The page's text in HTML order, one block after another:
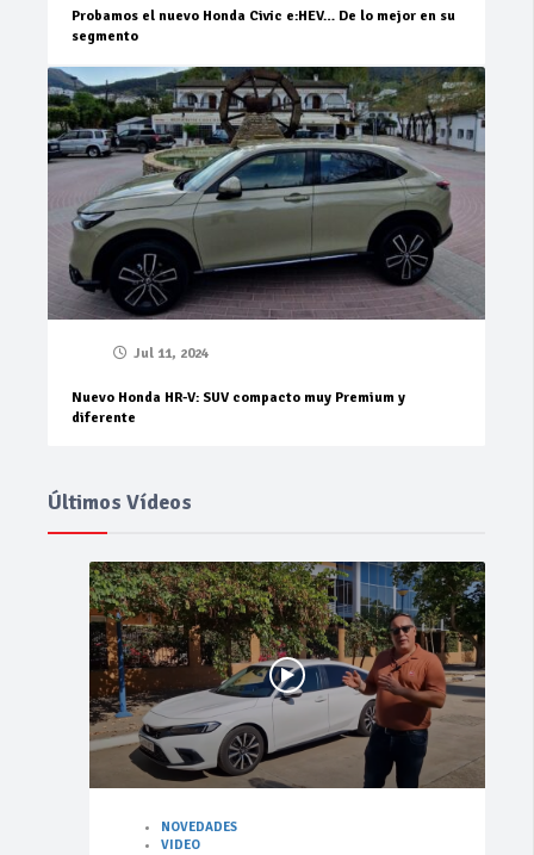
Probamos el nuevo Honda Civic e:HEV… De lo mejor en su
segmento
Jul 11, 2024
Nuevo Honda HR-V: SUV compacto muy Premium y
diferente
Últimos Vídeos
NOVEDADES
VIDEO